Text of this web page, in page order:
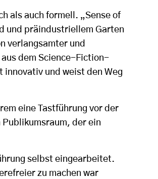
als auch formell. „Sense of
und präindustriellem Garten
verlangsamter und
dem Science-Fiction-
innovativ und weist den Weg
eine Tastführung vor der
der ein
selbst eingearbeitet.
zu machen war